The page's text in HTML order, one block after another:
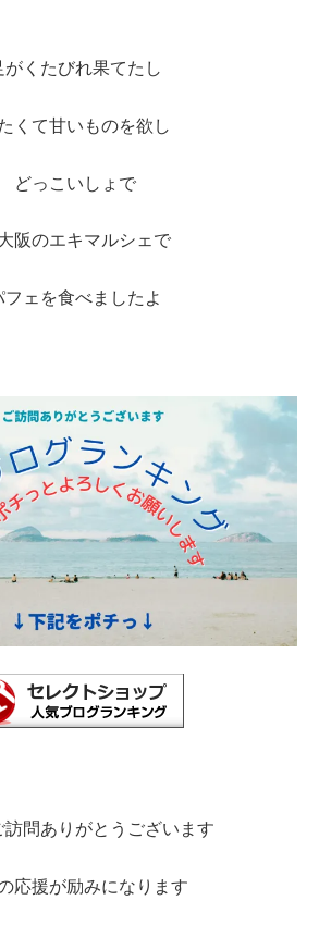
がくたびれ果てたし
くて甘いものを欲し
どっこいしょで
阪のエキマルシェで
フェを食べましたよ
訪問ありがとうございます
応援が励みになります